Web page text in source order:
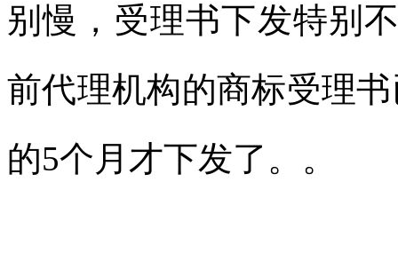
别慢，受理书下发特别
前代理机构的商标受理
的5个月才下发了。。